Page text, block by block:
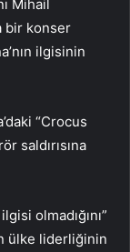
Mihail
bir konser
ilgisinin
“Crocus
saldırısına
olmadığını”
ülke liderliğinin